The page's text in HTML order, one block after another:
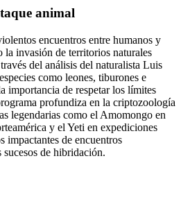
animal
encuentros entre humanos y
la invasión de territorios naturales
del análisis del naturalista Luis
como leones, tiburones e
importancia de respetar los límites
profundiza en la criptozoología
legendarias como el Amomongo en
y el Yeti en expediciones
impactantes de encuentros
sucesos de hibridación.